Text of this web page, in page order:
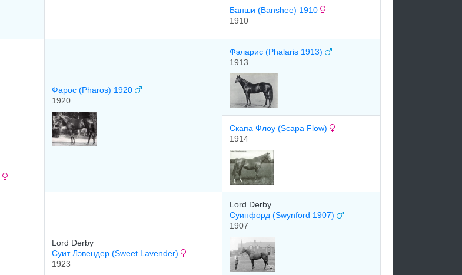
Банши (Banshee) 1910
1910
Фарос (Pharos) 1920
1920
Фэларис (Phalaris 1913)
1913
Cкaпa Флоу (Scapa Flow)
1914
Lord Derby
Суит Лэвендер (Sweet Lavender)
1923
Lord Derby
Суинфорд (Swynford 1907)
1907